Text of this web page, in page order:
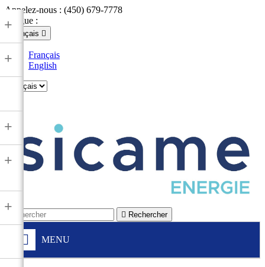
Appelez-nous : (450) 679-7778
Langue :
Français 
Français
English
 Rechercher
MENU
+
+
+
+
+